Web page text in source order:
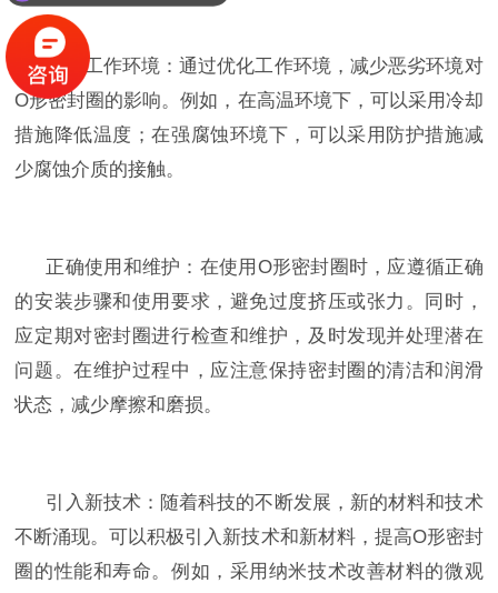
改善工作环境：通过优化工作环境，减少恶劣环境对
O形密封圈的影响。例如，在高温环境下，可以采用冷却
措施降低温度；在强腐蚀环境下，可以采用防护措施减
少腐蚀介质的接触。
正确使用和维护：在使用 O形密封圈时，应遵循正确
的安装步骤和使用要求，避免过度挤压或张力。同时，
应定期对密封圈进行检查和维护，及时发现并处理潜在
问题。在维护过程中，应注意保持密封圈的清洁和润滑
状态，减少摩擦和磨损。
引入新技术：随着科技的不断发展，新的材料和技术
不断涌现。可以积极引入新技术和新材料，提高O形密封
圈的性能和寿命。例如，采用纳米技术改善材料的微观